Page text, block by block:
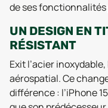
de ses fonctionnalités
UN DESIGN EN
RÉSISTANT
Exit l’acier
aérospatial. Ce
différence : l’iPhone